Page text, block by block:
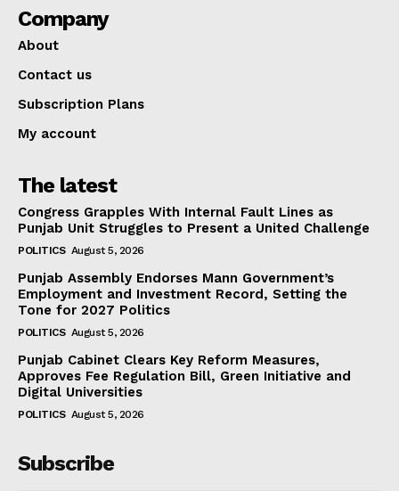
Company
About
Contact us
Subscription Plans
My account
The latest
Congress Grapples With Internal Fault Lines as
Punjab Unit Struggles to Present a United Challenge
POLITICS August 5, 2026
Punjab Assembly Endorses Mann Government’s
Employment and Investment Record, Setting the
Tone for 2027 Politics
POLITICS August 5, 2026
Punjab Cabinet Clears Key Reform Measures,
Approves Fee Regulation Bill, Green Initiative and
Digital Universities
POLITICS August 5, 2026
Subscribe